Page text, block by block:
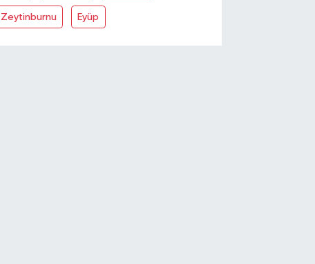
Zeytinburnu Eyüp